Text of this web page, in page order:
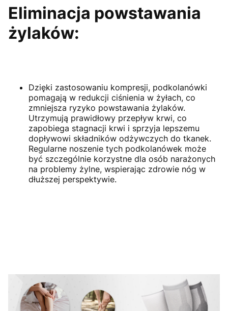
Eliminacja powstawania
żylaków:
Dzięki zastosowaniu kompresji, podkolanówki
pomagają w redukcji ciśnienia w żyłach, co
zmniejsza ryzyko powstawania żylaków.
Utrzymują prawidłowy przepływ krwi, co
zapobiega stagnacji krwi i sprzyja lepszemu
dopływowi składników odżywczych do tkanek.
Regularne noszenie tych podkolanówek może
być szczególnie korzystne dla osób narażonych
na problemy żylne, wspierając zdrowie nóg w
dłuższej perspektywie.